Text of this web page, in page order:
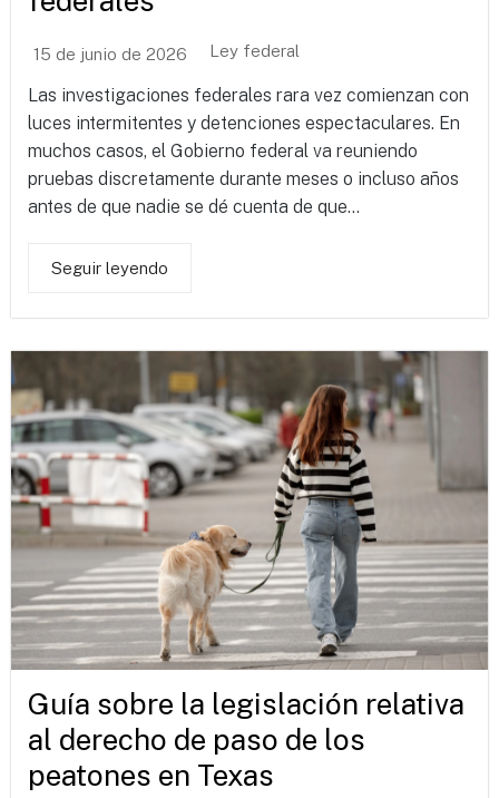
15 de junio de 2026 Ley federal
Las investigaciones federales rara vez comienzan con
luces intermitentes y detenciones espectaculares. En
muchos casos, el Gobierno federal va reuniendo
pruebas discretamente durante meses o incluso años
antes de que nadie se dé cuenta de que...
Seguir leyendo
Guía sobre la legislación relativa
al derecho de paso de los
peatones en Texas